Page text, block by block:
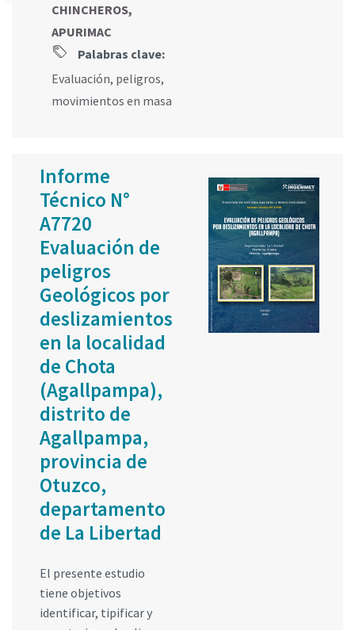
CHINCHEROS,
APURIMAC
Palabras clave:
Evaluación, peligros,
movimientos en masa
Informe
Técnico N°
A7720
Evaluación de
peligros
Geológicos por
deslizamientos
en la localidad
de Chota
(Agallpampa),
distrito de
Agallpampa,
provincia de
Otuzco,
departamento
de La Libertad
El presente estudio
tiene objetivos
identificar, tipificar y